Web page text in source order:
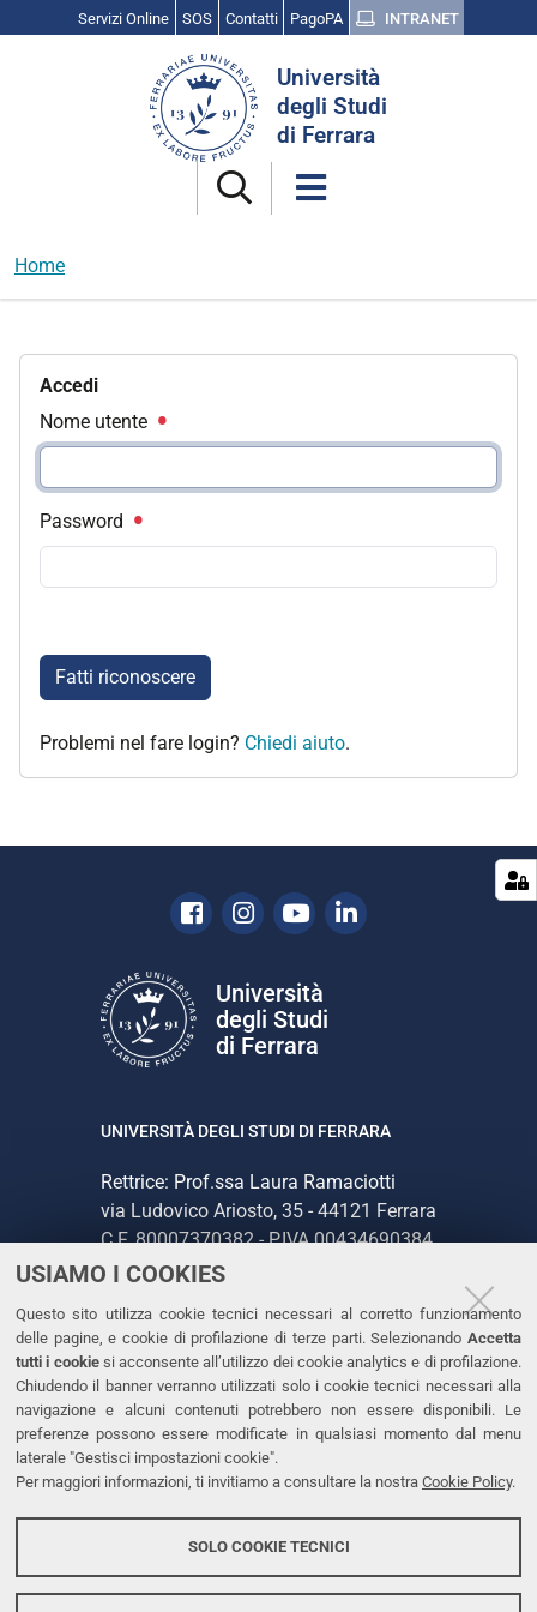
USIAMO I COOKIES
Questo sito utilizza cookie tecnici necessari al corretto funzionamento
delle pagine, e cookie di profilazione di terze parti. Selezionando Accetta
tutti i cookiesi acconsente all’utilizzo dei cookie analytics e di profilazione.
Chiudendo il banner verranno utilizzati solo i cookie tecnici necessari alla
navigazione e alcuni contenuti potrebbero non essere disponibili. Le
preferenze possono essere modificate in qualsiasi momento dal menu
laterale "Gestisci impostazioni cookie".
Per maggiori informazioni, ti invitiamo a consultare la nostra Cookie Policy.
SOLO COOKIE TECNICI
Servizi Online SOS Contatti PagoPA INTRANET
Università
degli Studi
di Ferrara
Home
Accedi
Nome utente
Password
Fatti riconoscere
Problemi nel fare login? Chiedi aiuto.
Facebook
Instagram
YoutubeLinkedin
Università
degli Studi
di Ferrara
UNIVERSITÀ DEGLI STUDI DI FERRARA
Rettrice: Prof.ssa Laura Ramaciotti
via Ludovico Ariosto, 35 - 44121 Ferrara
C.F. 80007370382 - P.IVA 00434690384
CONTATTI
Tel. +39 0532 293111
Fax. +39 0532 293031
PEC
LINKS
Accessibilità
Protezione dati personali